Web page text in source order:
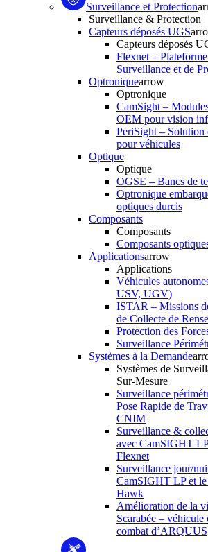
Surveillance et Protection
Surveillance & Protection
Capteurs déposés UGS
Capteurs déposés
Flexnet –
Surveillance et de
Optroniquearrow
Optronique
CamSight –
OEM pour vision
PeriSight –
pour véhicules
Optique
Optique
OGSE – Bancs de
Optronique
optiques durcis
Composants
Composants
Composants
Applicationsarrow
Applications
Véhicules
USV, UGV)
ISTAR – Missions
de Collecte de
Protection des
Surveillance
Systèmes à la Demande
Systèmes de
Sur-Mesure
Surveillance
Pose Rapide de
CNIM
Surveillance &
avec CamSIGHT
Flexnet
Surveillance jour/
CamSIGHT LP et
Hawk
Amélioration de la
Scarabée – véhicule
combat d’ARQUUS